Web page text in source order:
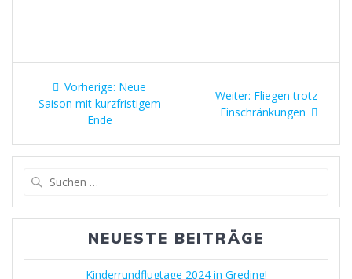
Vorherige: Neue
Saison mit kurzfristigem
Ende
Weiter: Fliegen trotz
Einschränkungen
NEUESTE BEITRÄGE
Kinderrundflugtage 2024 in Greding!